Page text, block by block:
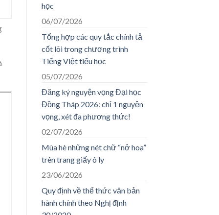
học
06/07/2026
Tổng hợp các quy tắc chính tả
cốt lõi trong chương trình
Tiếng Việt tiểu học
05/07/2026
Đăng ký nguyện vọng Đại học
Đồng Tháp 2026: chỉ 1 nguyện
vọng, xét đa phương thức!
02/07/2026
Mùa hè những nét chữ “nở hoa”
trên trang giấy ô ly
23/06/2026
Quy định về thể thức văn bản
hành chính theo Nghị định